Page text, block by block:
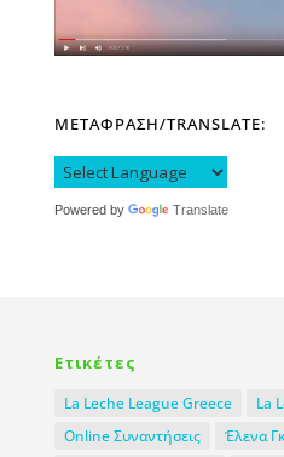
ΜΕΤΑΦΡΑΣΗ/TRANSLATE:
Powered by Translate
Ετικέτες
La Leche League Greece
La
Online Συναντήσεις
Έλενα